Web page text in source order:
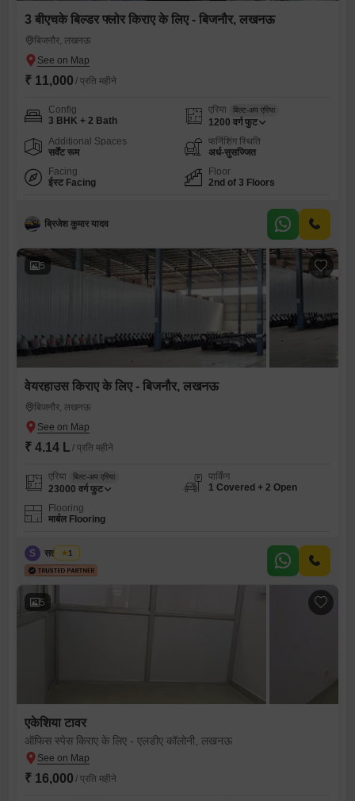
3 बीएचके बिल्डर फ्लोर किराए के लिए - बिजनौर, लखनऊ
बिजनौर, लखनऊ
₹ 11,000 / प्रति महीने
Config
3 BHK + 2 Bath
एरिया बिल्ट-अप एरिया
1200 वर्ग फुट
Additional Spaces
सर्वेंट रूम
फर्निशिंग स्थिति
अर्ध-सुसज्जित
Facing
ईस्ट Facing
Floor
2nd of 3 Floors
ब्रिजेश कुमार यादव
5
वेयरहाउस किराए के लिए - बिजनौर, लखनऊ
बिजनौर, लखनऊ
₹ 4.14 L / प्रति महीने
एरिया बिल्ट-अप एरिया
23000 वर्ग फुट
पार्किंग
1 Covered + 2 Open
Flooring
मार्बल Flooring
S सतीश चौबे
1
5
एकेशिया टावर
ऑफिस स्पेस किराए के लिए - एलडीए कॉलोनी, लखनऊ
₹ 16,000 / प्रति महीने